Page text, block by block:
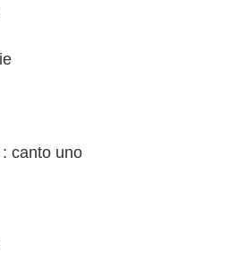
canto uno